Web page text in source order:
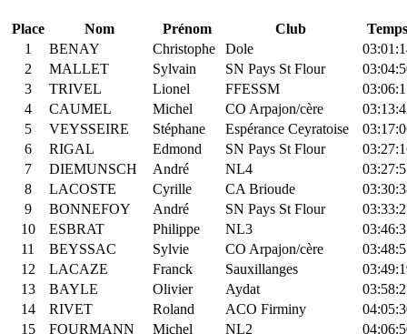
Place Nom Prénom Club
Temps
1
BENAY Christophe Dole
2
MALLET Sylvain SN Pays St Flour
3
TRIVEL Lionel FFESSM
4
CAUMEL Michel CO Arpajon/cère
5
VEYSSEIRE Stéphane Espérance Ceyratoise
6
RIGAL Edmond SN Pays St Flour
7
DIEMUNSCH André NL4
8
LACOSTE Cyrille CA Brioude
9
BONNEFOY André SN Pays St Flour
10
ESBRAT Philippe NL3
11
BEYSSAC Sylvie CO Arpajon/cère
12
LACAZE Franck Sauxillanges
13
BAYLE Olivier Aydat
14
RIVET Roland ACO Firminy
15
FOURMANN Michel NL2